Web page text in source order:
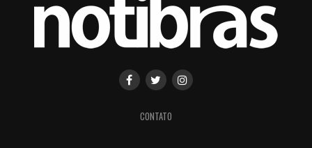
CONTATO